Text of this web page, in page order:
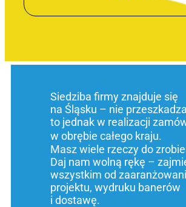
Siedziba firmy znajduje się
na Śląsku – nie przeszkadza
to jednak w realizacji
w obrębie całego kraju.
Masz wiele rzeczy do
Daj nam wolną rękę –
wszystkim od
projektu, wydruku banerów
i dostawę.